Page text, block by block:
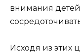
внимания
Исходя из этих